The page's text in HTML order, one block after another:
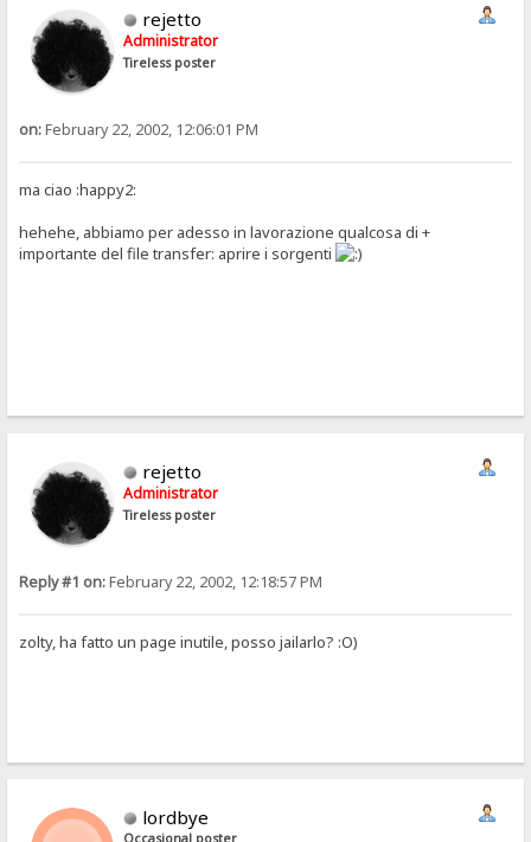
rejetto
Administrator
Tireless poster
on:February 22, 2002, 12:06:01 PM
ma ciao :happy2:
hehehe, abbiamo per adesso in lavorazione qualcosa di +
importante del file transfer: aprire i sorgenti
rejetto
Administrator
Tireless poster
Reply #1 on:February 22, 2002, 12:18:57 PM
zolty, ha fatto un page inutile, posso jailarlo? :O)
lordbye
Occasional poster